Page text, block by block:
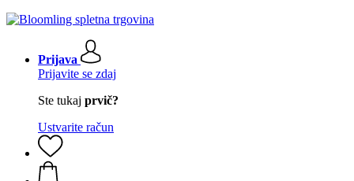
Prijava
Prijavite se zdaj
Ste tukaj prvič?
Ustvarite račun